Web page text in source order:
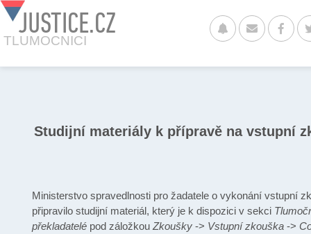
JUSTICE.CZ
TLUMOCNICI
Studijní materiály k přípravě na vstupní
Ministerstvo spravedlnosti pro žadatele o vykonání vstupní
připravilo studijní materiál, který je k dispozici v sekci
překladatelé pod záložkou Zkoušky -> Vstupní zkouška ->